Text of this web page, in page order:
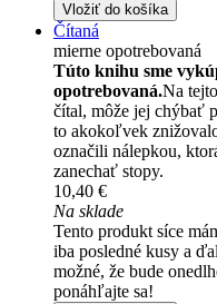
Vložiť do košíka
Čítaná
mierne opotrebovaná
Túto knihu sme
opotrebovaná.Na
čítal, môže jej chýbať
to akokoľvek
označili nálepkou,
zanechať stopy.
10,40 €
Na sklade
Tento produkt síce
iba posledné kusy a
možné, že bude
ponáhľajte sa!